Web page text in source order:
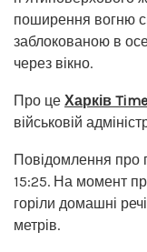
поширення вогню
заблокованою в
через вікно.
Про це Харків
військовій
Повідомлення про
15:25. На момент
горіли домашні
метрів.